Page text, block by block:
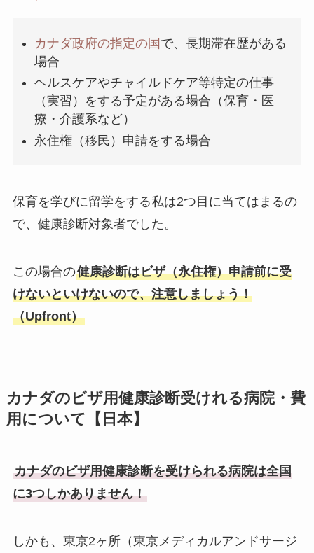
カナダ政府の指定の国 で、長期滞在歴がある
場合
ヘルスケアやチャイルドケア等特定の仕事
（実習）をする予定がある場合（保育・医
療・介護系など）
永住権（移民）申請をする場合
保育を学びに留学をする私は2つ目に当てはまるの
で、健康診断対象者でした。
この場合の健康診断はビザ（永住権）申請前に受
けないといけないので、注意しましょう！
（Upfront）
カナダのビザ用健康診断受けれる病院・費
用について【日本】
カナダのビザ用健康診断を受けられる病院は全国
に3つしかありません！
しかも、東京2ヶ所（東京メディカルアンドサージ